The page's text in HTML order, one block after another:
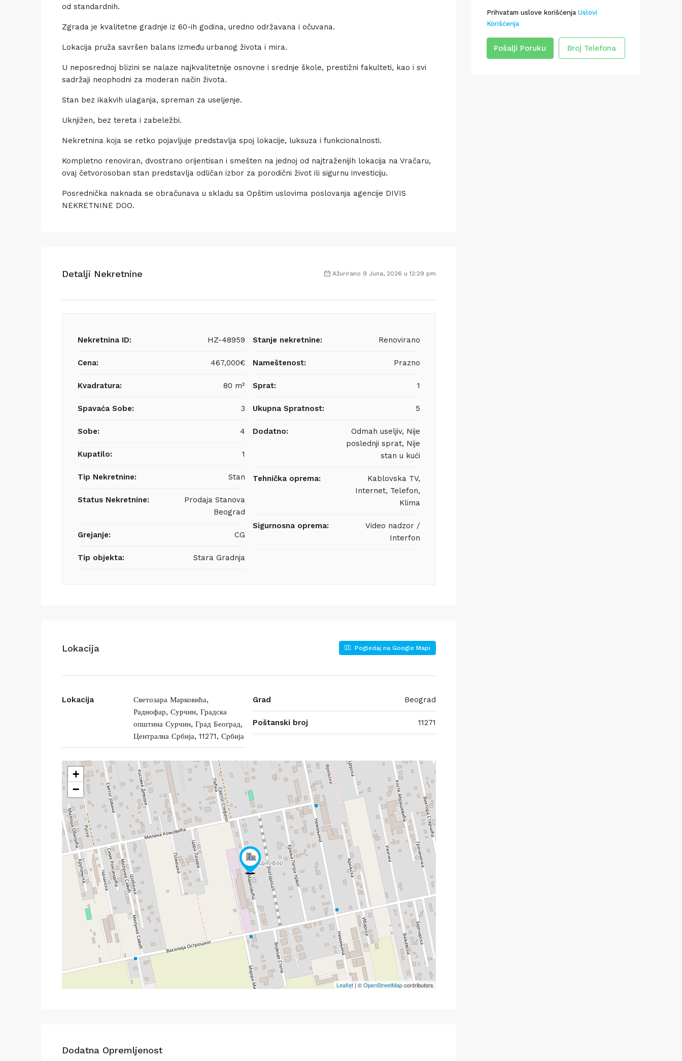
od standardnih.
Zgrada je kvalitetne gradnje iz 60-ih godina, uredno održavana i očuvana.
Lokacija pruža savršen balans između urbanog života i mira.
U neposrednoj blizini se nalaze najkvalitetnije osnovne i srednje škole, prestižni fakulteti, kao i svi
sadržaji neophodni za moderan način života.
Stan bez ikakvih ulaganja, spreman za useljenje.
Uknjižen, bez tereta i zabeležbi.
Nekretnina koja se retko pojavljuje predstavlja spoj lokacije, luksuza i funkcionalnosti.
Kompletno renoviran, dvostrano orijentisan i smešten na jednoj od najtraženijih lokacija na Vračaru,
ovaj četvorosoban stan predstavlja odličan izbor za porodični život ili sigurnu investiciju.
Posrednička naknada se obračunava u skladu sa Opštim uslovima poslovanja agencije DIVIS
NEKRETNINE DOO.
Detalji Nekretnine Ažurirano 9 Juna, 2026 u 12:29 pm
Nekretnina ID: HZ-48959
Cena: 467,000€
Kvadratura: 80 m²
Spavaća Sobe: 3
Sobe: 4
Kupatilo: 1
Tip Nekretnine: Stan
Status Nekretnine:
Prodaja Stanova
Beograd
Grejanje: CG
Tip objekta: Stara Gradnja
Stanje nekretnine: Renovirano
Nameštenost: Prazno
Sprat: 1
Ukupna Spratnost: 5
Dodatno:
Odmah useljiv, Nije
poslednji sprat, Nije
stan u kući
Tehnička oprema:
Kablovska TV,
Internet, Telefon,
Klima
Sigurnosna oprema:
Video nadzor /
Interfon
Lokacija Pogledaj na Google Mapi
Lokacija
Светозара Марковића,
Радиофар, Сурчин, Градска
општина Сурчин, Град Београд,
Централна Србија, 11271, Србија
Grad Beograd
Poštanski broj 11271
+
−
Leaflet | ©OpenStreetMapcontributors
Dodatna Opremljenost
Prihvatam uslove korišćenja Uslovi
Korišćenja
Pošalji Poruku Broj Telefona